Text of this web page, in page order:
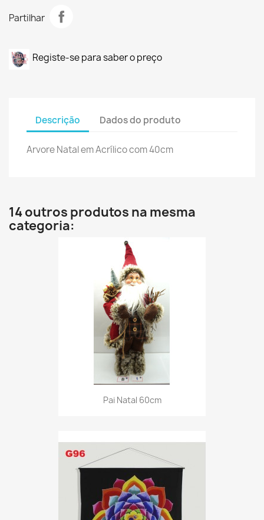
Partilhar
Registe-se para saber o preço
Descrição Dados do produto
Arvore Natal em Acrílico com 40cm
14 outros produtos na mesma
categoria:
Pai Natal 60cm